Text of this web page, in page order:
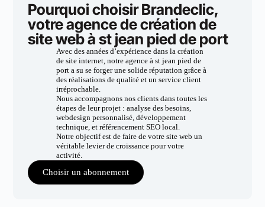
Pourquoi choisir Brandeclic,
votre agence de création de
site web à st jean pied de port
Avec des années d’expérience dans la création
de site internet, notre agence à st jean pied de
port a su se forger une solide réputation grâce à
des réalisations de qualité et un service client
irréprochable.
Nous accompagnons nos clients dans toutes les
étapes de leur projet : analyse des besoins,
webdesign personnalisé, développement
technique, et référencement SEO local.
Notre objectif est de faire de votre site web un
véritable levier de croissance pour votre
activité.
Choisir un abonnement